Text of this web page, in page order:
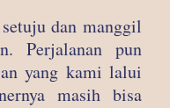
dan manggil
Perjalanan pun
yang kami lalui
masih bisa